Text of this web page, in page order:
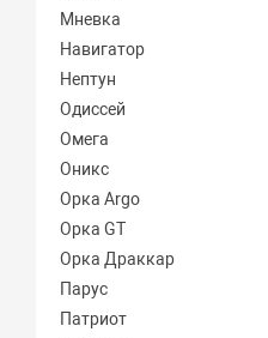
Мневка
Навигатор
Нептун
Одиссей
Омега
Оникс
Орка Argo
Орка GT
Орка Драккар
Парус
Патриот